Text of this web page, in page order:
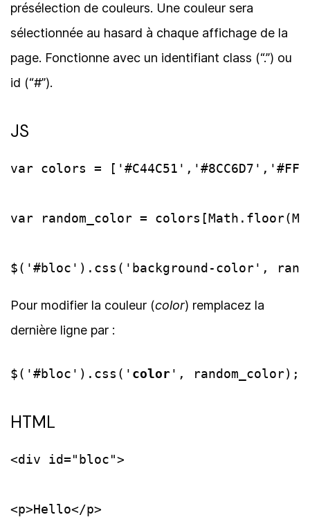
présélection de couleurs. Une couleur sera
sélectionnée au hasard à chaque affichage de la
page. Fonctionne avec un identifiant class (“.”) ou
id (“#”).
JS
var colors =
var random_color =
$('#bloc').css('background-color',
Pour modifier la couleur (color) remplacez la
dernière ligne par :
$('#bloc').css(' color', random_color);
HTML
<div id="bloc">
<p>Hello</p>